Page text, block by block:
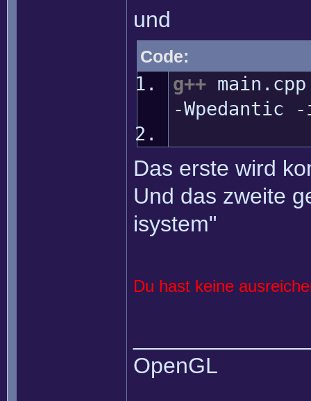
und
Code:
g++
-Wpedantic
-
Das erste wird
Und das zweite
isystem"
Du hast keine
OpenGL